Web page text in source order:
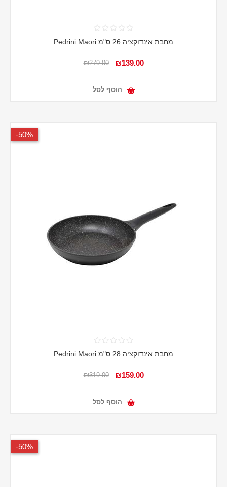
מחבת אינדוקציה 26 ס"מ Pedrini Maori
₪139.00
₪279.00
הוסף לסל
50%-
מחבת אינדוקציה 28 ס"מ Pedrini Maori
₪159.00
₪319.00
הוסף לסל
50%-